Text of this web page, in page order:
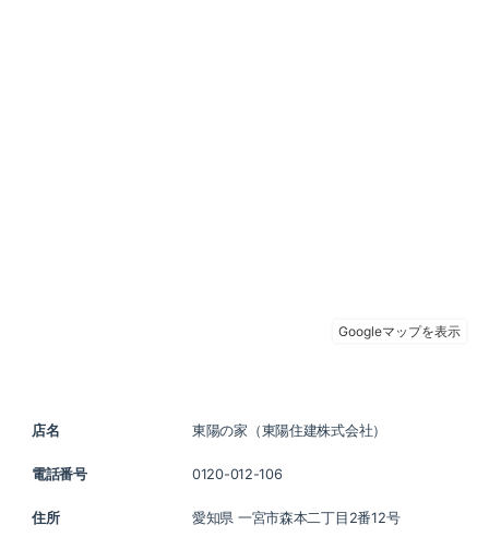
店名 東陽の家（東陽住建株式会社）
電話番号 0120-012-106
住所 愛知県 一宮市森本二丁目2番12号